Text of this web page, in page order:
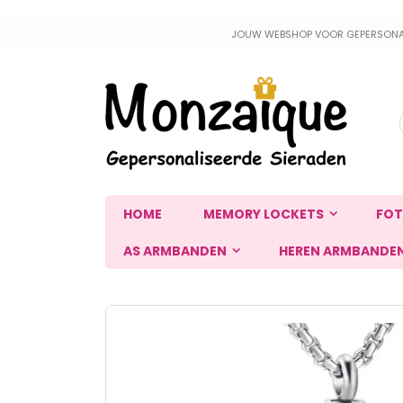
inhoud
JOUW WEBSHOP VOOR
HOME MEMORY LOCKETS
AS ARMBANDEN HEREN
Ga